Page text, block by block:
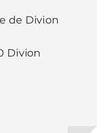
de Divion
Divion